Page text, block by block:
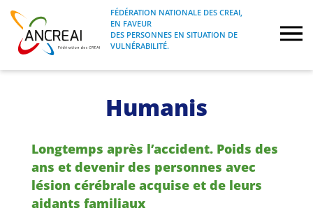
Skip
content
ANCREAI
FÉDÉRATION NATIONALE DES CREAI, EN
FAVEUR DES PERSONNES EN SITUATION
FÉDÉRATION NATIONALE DES CREAI,
EN FAVEUR
DES PERSONNES EN SITUATION DE
VULNÉRABILITÉ.
Journées nationales
Formations
Humanis
Longtemps après l’accident. Poids des
ans et devenir des personnes avec
lésion cérébrale acquise et de leurs
aidants familiaux